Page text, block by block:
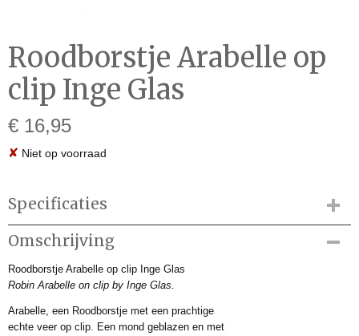
Roodborstje Arabelle op
clip Inge Glas
€ 16,95
✘ Niet op voorraad
Specificaties
Productcode
IGV101625
Productcode leverancier
10160S025
Afmetingen (l,b,h)
6,50 x 0 x 0 cm
Omschrijving
Roodborstje Arabelle op clip Inge Glas
Robin Arabelle on clip by Inge Glas.
Arabelle, een Roodborstje met een prachtige
echte veer op clip. Een mond geblazen en met